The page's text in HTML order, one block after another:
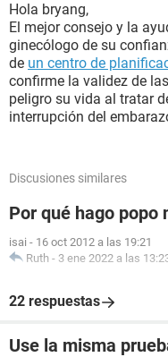
Hola bryang,
El mejor consejo y la
ginecólogo de su
de un centro de
confirme la validez de
peligro su vida al tratar
interrupción del
Discusiones similares
Por qué hago popo
isai - 16 oct 2012 a las 19:21
Ruth - 3 ene 2022 a las
22 respuestas
Use la misma